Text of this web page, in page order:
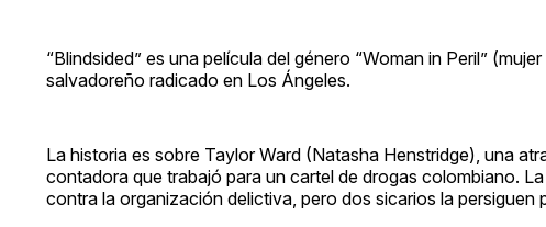
“Blindsided” es una película del género “Woman in Peril”
salvadoreño radicado en Los Ángeles.
La historia es sobre Taylor Ward (Natasha Henstridge), una
contadora que trabajó para un cartel de drogas colombiano.
contra la organización delictiva, pero dos sicarios la persiguen